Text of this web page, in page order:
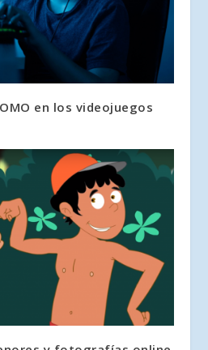
en los videojuegos